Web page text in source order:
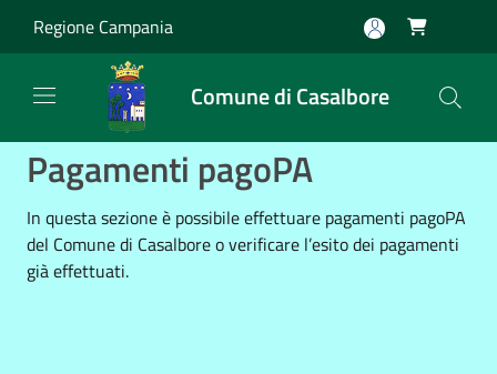
Regione Campania 
Comune di Casalbore
Pagamenti pagoPA
In questa sezione è possibile effettuare pagamenti pagoPA
del Comune di Casalbore o verificare l’esito dei pagamenti
già effettuati.